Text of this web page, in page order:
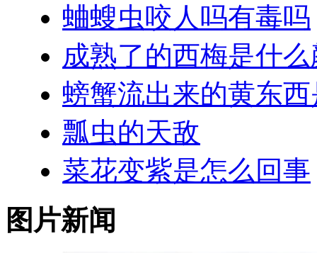
蛐螋虫咬人吗有毒吗
成熟了的西梅是什
螃蟹流出来的黄东
瓢虫的天敌
菜花变紫是怎么回事
图片新闻